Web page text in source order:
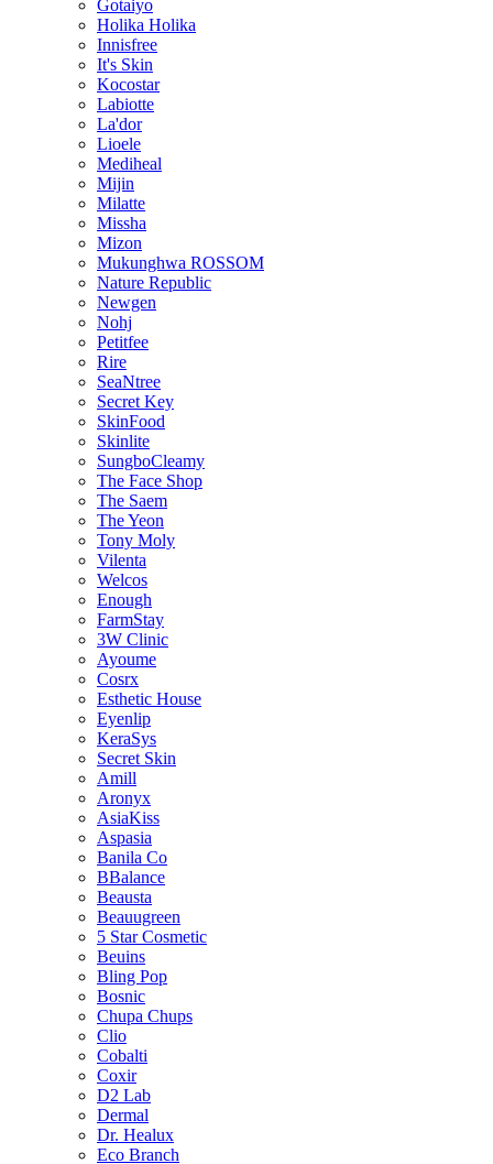
Gotaiyo
Holika Holika
Innisfree
It's Skin
Kocostar
Labiotte
La'dor
Lioele
Mediheal
Mijin
Milatte
Missha
Mizon
Mukunghwa ROSSOM
Nature Republic
Newgen
Nohj
Petitfee
Rire
SeaNtree
Secret Key
SkinFood
Skinlite
SungboCleamy
The Face Shop
The Saem
The Yeon
Tony Moly
Vilenta
Welcos
Enough
FarmStay
3W Clinic
Ayoume
Cosrx
Esthetic House
Eyenlip
KeraSys
Secret Skin
Amill
Aronyx
AsiaKiss
Aspasia
Banila Co
BBalance
Beausta
Beauugreen
5 Star Cosmetic
Beuins
Bling Pop
Bosnic
Chupa Chups
Clio
Cobalti
Coxir
D2 Lab
Dermal
Dr. Healux
Eco Branch